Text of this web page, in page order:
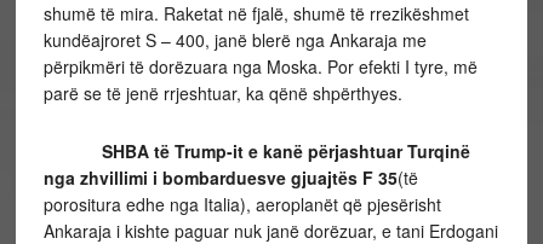
shumë të mira. Raketat në fjalë, shumë të rrezikëshmet
kundëajroret S – 400, janë blerë nga Ankaraja me
përpikmëri të dorëzuara nga Moska. Por efekti I tyre, më
parë se të jenë rrjeshtuar, ka qënë shpërthyes.
SHBA të Trump-it e kanë përjashtuar Turqinë
nga zhvillimi i bombarduesve gjuajtës F 35(të
porositura edhe nga Italia), aeroplanët që pjesërisht
Ankaraja i kishte paguar nuk janë dorëzuar, e tani Erdogani